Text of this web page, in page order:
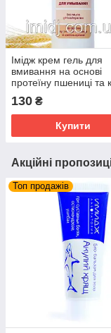
Імідж крем гель для
вмивання на основі
протеїну пшениці та
арніки
130 ₴
Купити
Акційні
Топ продажів